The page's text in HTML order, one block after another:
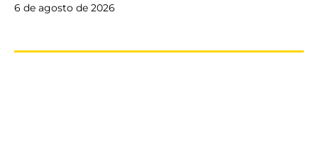
6 de agosto de 2026